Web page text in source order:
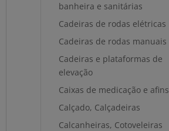
banheira e sanitárias
Cadeiras de rodas elétricas
Cadeiras de rodas manuais
Cadeiras e plataformas de
elevação
Caixas de medicação e afins
Calçado, Calçadeiras
Calcanheiras, Cotoveleiras